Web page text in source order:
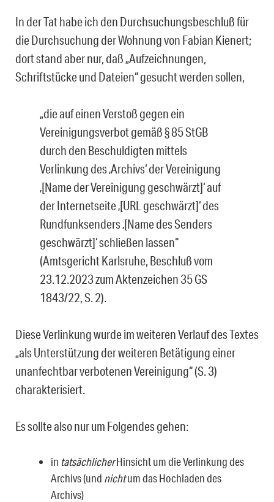
In der Tat habe ich den Durchsuchungsbeschluß für
die Durchsuchung der Wohnung von Fabian Kienert;
dort stand aber nur, daß „Aufzeichnungen,
Schriftstücke und Datei­en“ gesucht werden sollen,
„die auf einen Verstoß gegen ein
Vereinigungsverbot gemäß § 85 StGB
durch den Beschuldigten mittels
Verlinkung des ‚Archivs‘ der Vereinigung
‚[Name der Vereini­gung geschwärzt]‘ auf
der Internetseite ‚[URL geschwärzt]‘ des
Rundfunksenders ‚[Name des Senders
geschwärzt]‘ schließen lassen“
(Amtsgericht Karlsruhe, Beschluß vom
23.12.2023 zum Aktenzeichen 35 GS
1843/22, S. 2).
Diese Verlinkung wurde im weiteren Verlauf des Textes
„als Unterstützung der weiteren Betätigung einer
unanfechtbar verbotenen Vereinigung“ (S. 3)
charakterisiert.
Es sollte also nur um Folgendes gehen:
in tatsächlicherHinsicht um die Verlinkung des
Archivs (und nichtum das Hoch­laden des
Archivs)